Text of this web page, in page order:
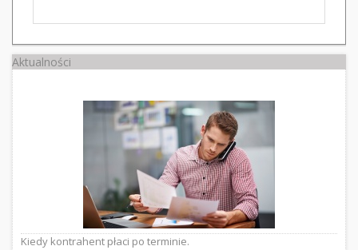
Aktualności
Kiedy kontrahent płaci po terminie.